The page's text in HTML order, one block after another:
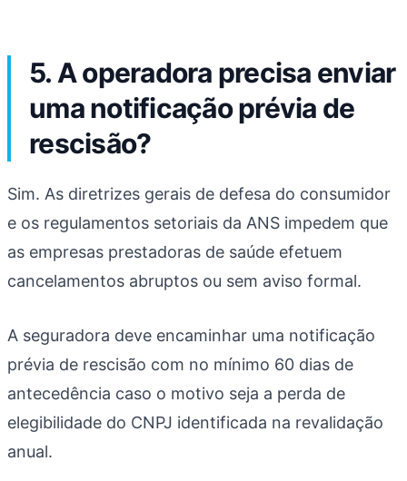
5. A operadora precisa enviar
uma notificação prévia de
rescisão?
Sim. As diretrizes gerais de defesa do consumidor
e os regulamentos setoriais da ANS impedem que
as empresas prestadoras de saúde efetuem
cancelamentos abruptos ou sem aviso formal.
A seguradora deve encaminhar uma notificação
prévia de rescisão com no mínimo 60 dias de
antecedência caso o motivo seja a perda de
elegibilidade do CNPJ identificada na revalidação
anual.